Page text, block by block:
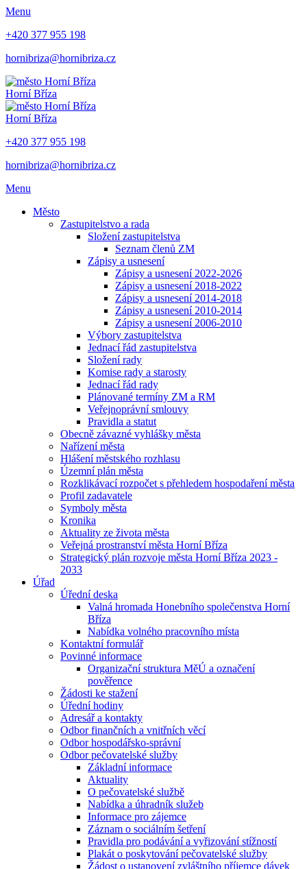
Menu
+420 377 955 198
hornibriza@hornibriza.cz
Horní Bříza
Horní Bříza
+420 377 955 198
hornibriza@hornibriza.cz
Menu
Město
Zastupitelstvo a rada
Složení zastupitelstva
Seznam členů ZM
Zápisy a usnesení
Zápisy a usnesení 2022-2026
Zápisy a usnesení 2018-2022
Zápisy a usnesení 2014-2018
Zápisy a usnesení 2010-2014
Zápisy a usnesení 2006-2010
Výbory zastupitelstva
Jednací řád zastupitelstva
Složení rady
Komise rady a starosty
Jednací řád rady
Plánované termíny ZM a RM
Veřejnoprávní smlouvy
Pravidla a statut
Obecně závazné vyhlášky města
Nařízení města
Hlášení městského rozhlasu
Územní plán města
Rozklikávací rozpočet s přehledem hospodaření města
Profil zadavatele
Symboly města
Kronika
Aktuality ze života města
Veřejná prostranství města Horní Bříza
Strategický plán rozvoje města Horní Bříza 2023 -
2033
Úřad
Úřední deska
Valná hromada Honebního společenstva Horní
Bříza
Nabídka volného pracovního místa
Kontaktní formulář
Povinné informace
Organizační struktura MěÚ a označení
pověřence
Žádosti ke stažení
Úřední hodiny
Adresář a kontakty
Odbor finančních a vnitřních věcí
Odbor hospodářsko-správní
Odbor pečovatelské služby
Základní informace
Aktuality
O pečovatelské službě
Nabídka a úhradník služeb
Informace pro zájemce
Záznam o sociálním šetření
Pravidla pro podávání a vyřizování stížností
Plakát o poskytování pečovatelské služby
Žádost o ustanovení zvláštního příjemce dávek